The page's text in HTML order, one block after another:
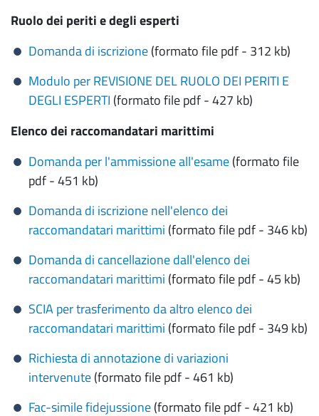
Ruolo dei periti e degli esperti
Domanda di iscrizione(formato file pdf - 312 kb)
Modulo per REVISIONE DEL RUOLO DEI PERITI E
DEGLI ESPERTI (formato file pdf - 427 kb)
Elenco dei raccomandatari marittimi
Domanda per l'ammissione all'esame(formato file
pdf - 451 kb)
Domanda di iscrizione nell'elenco dei
raccomandatari marittimi (formato file pdf - 346 kb)
Domanda di cancellazione dall'elenco dei
raccomandatari marittimi (formato file pdf - 45 kb)
SCIA per trasferimento da altro elenco dei
raccomandatari marittimi (formato file pdf - 349 kb)
Richiesta di annotazione di variazioni
intervenute(formato file pdf - 461 kb)
Fac-simile fidejussione(formato file pdf - 421 kb)